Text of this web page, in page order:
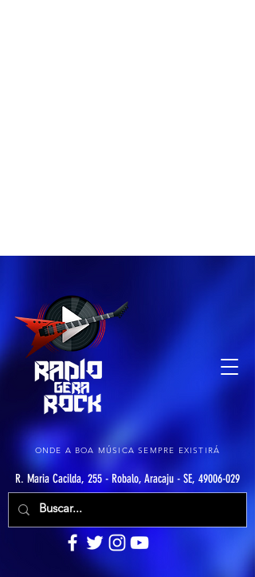
ONDE A BOA MÚSICA SEMPRE EXISTIRÁ
R. Maria Cacilda, 255 - Robalo, Aracaju - SE, 49006-029